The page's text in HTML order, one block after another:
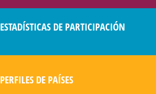
ESTADÍSTICAS DE PARTICIPACIÓN
PERFILES DE PAÍSES